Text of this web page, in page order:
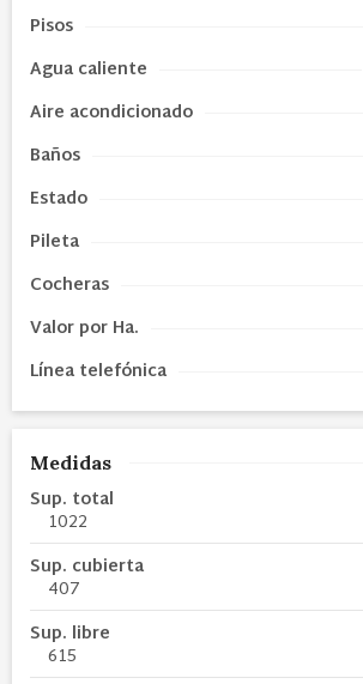
Pisos
Agua caliente
Aire acondicionado
Baños
Estado
Pileta
Cocheras
Valor por Ha.
Línea telefónica
Medidas
Sup. total
1022
Sup. cubierta
407
Sup. libre
615